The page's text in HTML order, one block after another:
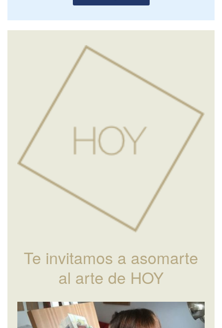
Te invitamos a asomarte
al arte de HOY